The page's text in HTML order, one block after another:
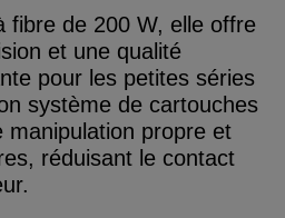
fibre de 200 W, elle offre
et une qualité
pour les petites séries
système de cartouches
manipulation propre et
réduisant le contact